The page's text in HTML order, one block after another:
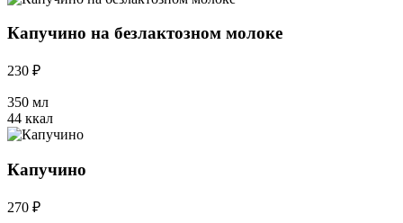
Капучино на безлактозном молоке
230 ₽
350 мл
44 ккал
Капучино
270 ₽